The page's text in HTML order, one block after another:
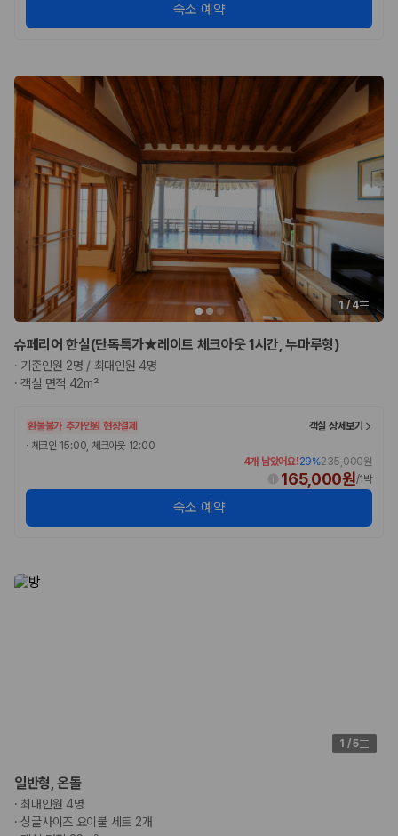
해외 렌트카 가격비교
숙소 예약
1/4
슈페리어 한실(단독특가★레이트 체크아웃 1시간, 누마루형)
· 기준인원 2명 / 최대인원 4명
·객실 면적 42m²
환불불가 추가인원 현장결제
객실 상세보기
· 체크인 15:00, 체크아웃 12:00
4개 남았어요!29%235,000원
165,000원/1박
숙소 예약
1 /5
일반형, 온돌
· 최대인원 4명
·싱글사이즈 요이불 세트 2개